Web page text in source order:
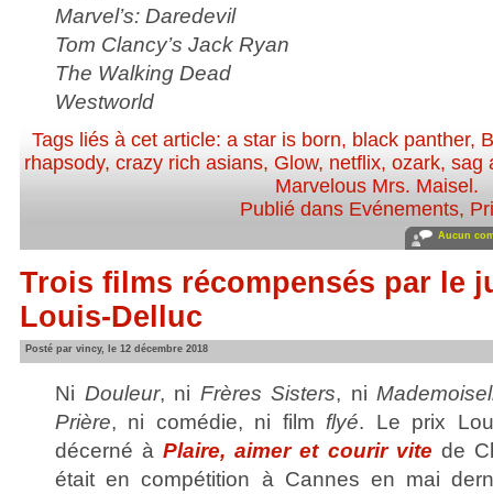
Marvel’s: Daredevil
Tom Clancy’s Jack Ryan
The Walking Dead
Westworld
Tags liés à cet article:a star is born, black panther,
rhapsody, crazy rich asians, Glow, netflix, ozark, sag
Marvelous Mrs. Maisel .
Publié dans Evénements,
Aucun
Trois films récompensés par le
Louis-Delluc
Posté par vincy, le 12 décembre 2018
Ni Douleur, ni Frères Sisters, ni
Prière, ni comédie, ni film flyé. Le prix
décerné àPlaire, aimer et courir vite de
était en compétition à Cannes en mai